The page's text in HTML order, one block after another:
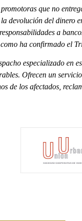
que no
devolución del dinero
a
ha confirmado el
especializado en
Ofrecen un
de los afectados,